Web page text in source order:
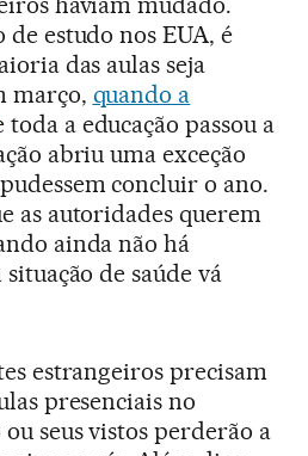
estudo nos EUA, é
das aulas seja
março, quando a
toda a educação passou a
abriu uma exceção
concluir o ano.
as autoridades querem
ainda não há
de saúde vá
estrangeiros precisam
presenciais no
seus vistos perderão a